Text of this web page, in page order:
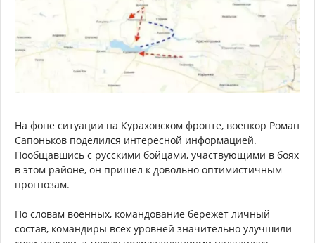
На фоне ситуации на Кураховском фронте, военкор Роман
Сапоньков поделился интересной информацией.
Пообщавшись с русскими бойцами, участвующими в боях
в этом районе, он пришел к довольно оптимистичным
прогнозам.
По словам военных, командование бережет личный
состав, командиры всех уровней значительно улучшили